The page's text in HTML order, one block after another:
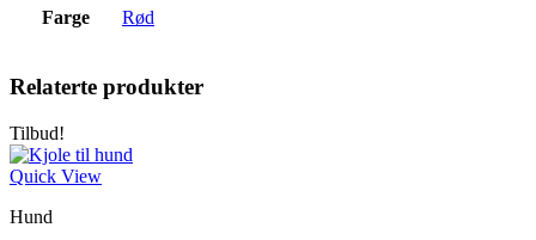
Farge Rød
Relaterte produkter
Tilbud!
Quick View
Hund